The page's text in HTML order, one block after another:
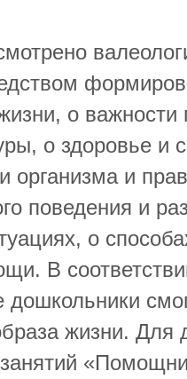
о важности
о здоровье и
организма и
поведения и
о
В
жизни. Для